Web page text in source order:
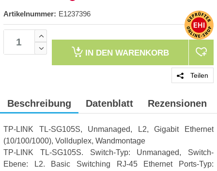
Artikelnummer: E1237396
IN DEN WARENKORB
Teilen
Beschreibung Datenblatt Rezensionen
TP-LINK TL-SG105S, Unmanaged, L2, Gigabit Ethernet
(10/100/1000), Vollduplex, Wandmontage
TP-LINK TL-SG105S. Switch-Typ: Unmanaged, Switch-
Ebene: L2. Basic Switching RJ-45 Ethernet Ports-Typ: